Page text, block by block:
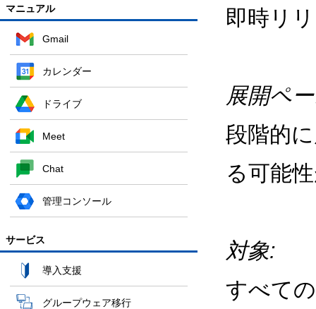
マニュアル
Gmail
カレンダー
ドライブ
Meet
Chat
管理コンソール
サービス
導入支援
グループウェア移行
即時リ
展開ペ
段階的
る可能
対象:
すべて